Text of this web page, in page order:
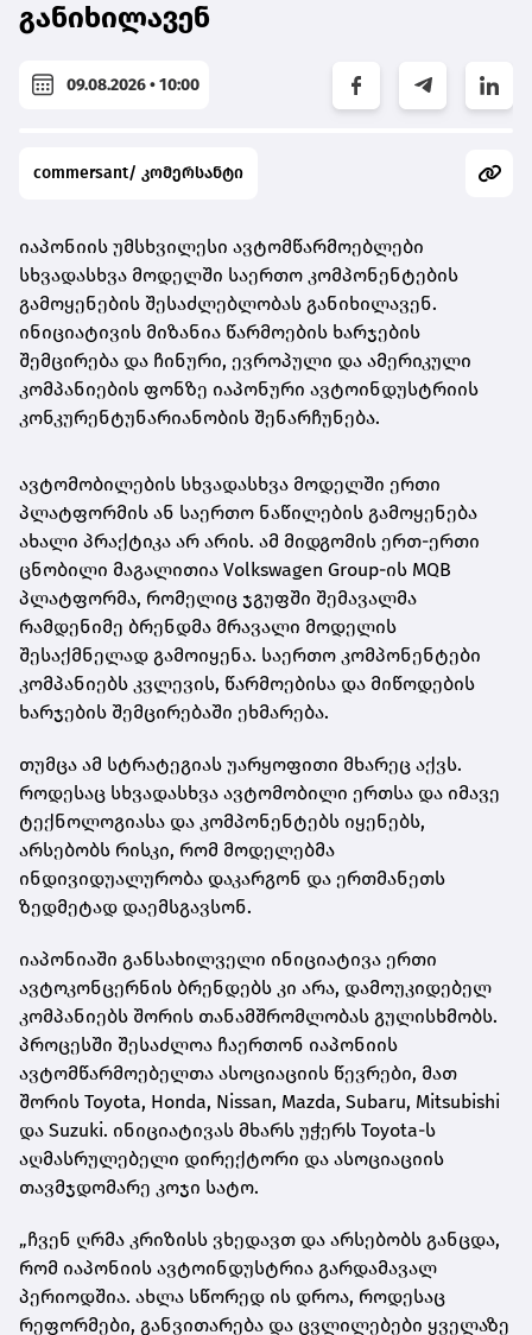
განიხილავენ
09.08.2026 • 10:00
commersant/ კომერსანტი
იაპონიის უმსხვილესი ავტომწარმოებლები
სხვადასხვა მოდელში საერთო კომპონენტების
გამოყენების შესაძლებლობას განიხილავენ.
ინიციატივის მიზანია წარმოების ხარჯების
შემცირება და ჩინური, ევროპული და ამერიკული
კომპანიების ფონზე იაპონური ავტოინდუსტრიის
კონკურენტუნარიანობის შენარჩუნება.
ავტომობილების სხვადასხვა მოდელში ერთი
პლატფორმის ან საერთო ნაწილების გამოყენება
ახალი პრაქტიკა არ არის. ამ მიდგომის ერთ-ერთი
ცნობილი მაგალითია Volkswagen Group-ის MQB
პლატფორმა, რომელიც ჯგუფში შემავალმა
რამდენიმე ბრენდმა მრავალი მოდელის
შესაქმნელად გამოიყენა. საერთო კომპონენტები
კომპანიებს კვლევის, წარმოებისა და მიწოდების
ხარჯების შემცირებაში ეხმარება.
თუმცა ამ სტრატეგიას უარყოფითი მხარეც აქვს.
როდესაც სხვადასხვა ავტომობილი ერთსა და იმავე
ტექნოლოგიასა და კომპონენტებს იყენებს,
არსებობს რისკი, რომ მოდელებმა
ინდივიდუალურობა დაკარგონ და ერთმანეთს
ზედმეტად დაემსგავსონ.
იაპონიაში განსახილველი ინიციატივა ერთი
ავტოკონცერნის ბრენდებს კი არა, დამოუკიდებელ
კომპანიებს შორის თანამშრომლობას გულისხმობს.
პროცესში შესაძლოა ჩაერთონ იაპონიის
ავტომწარმოებელთა ასოციაციის წევრები, მათ
შორის Toyota, Honda, Nissan, Mazda, Subaru, Mitsubishi
და Suzuki. ინიციატივას მხარს უჭერს Toyota-ს
აღმასრულებელი დირექტორი და ასოციაციის
თავმჯდომარე კოჯი სატო.
„ჩვენ ღრმა კრიზისს ვხედავთ და არსებობს განცდა,
რომ იაპონიის ავტოინდუსტრია გარდამავალ
პერიოდშია. ახლა სწორედ ის დროა, როდესაც
რეფორმები, განვითარება და ცვლილებები ყველაზე